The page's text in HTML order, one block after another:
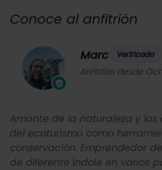
Conoce al anfitrión
Marc Verificado
Anfitrión desde
Amante de la naturaleza y los
del ecoturismo como
conservación. Emprendedor
de diferente índole en varios